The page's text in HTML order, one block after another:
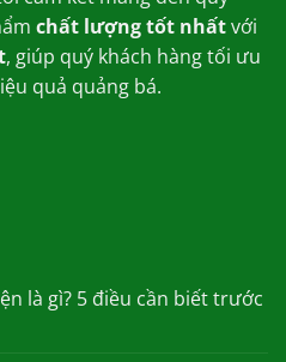
chất lượng tốt nhấtvới
, giúp quý khách hàng tối ưu
quả quảng bá.
là gì? 5 điều cần biết trước